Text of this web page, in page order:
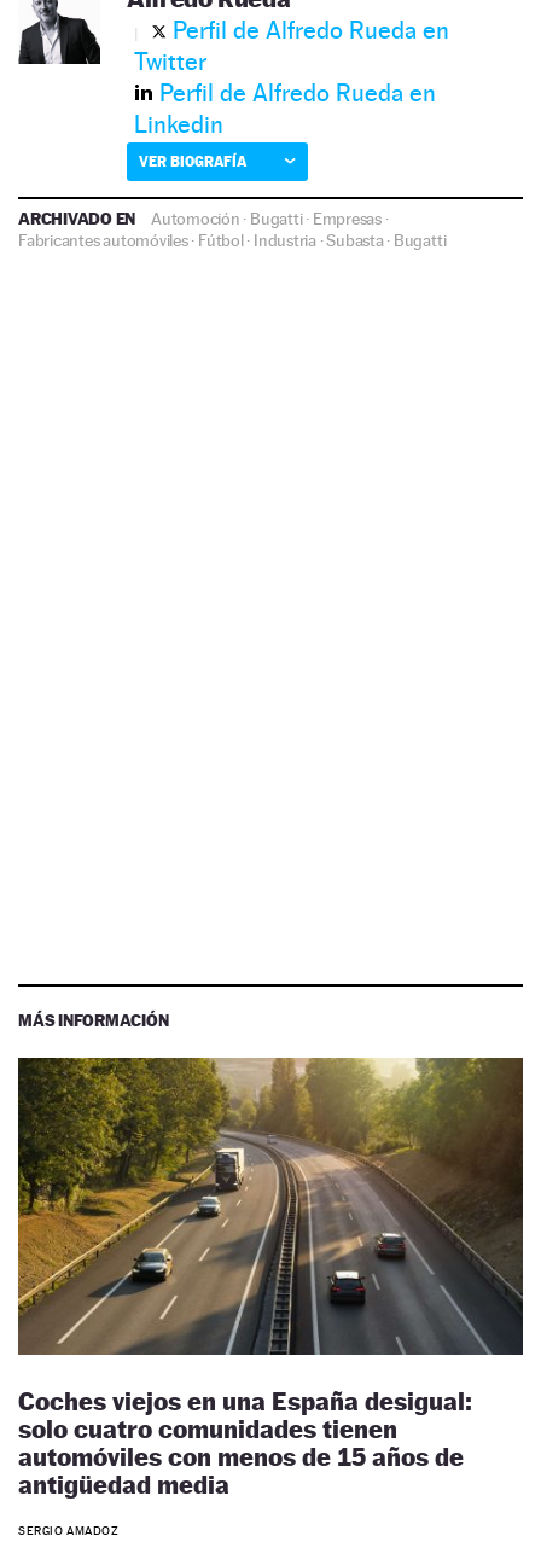
Perfil de Alfredo Rueda en
Twitter
Perfil de Alfredo Rueda en
Linkedin
VER BIOGRAFÍA
ARCHIVADO EN Automoción · Bugatti· Empresas·
Fabricantes automóviles· Fútbol· Industria·Subasta· Bugatti
MÁS INFORMACIÓN
Coches viejos en una España desigual:
solo cuatro comunidades tienen
automóviles con menos de 15 años de
antigüedad media
SERGIO AMADOZ